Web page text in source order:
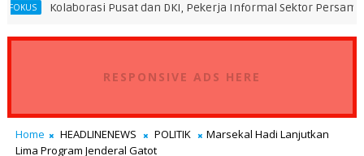
Pusat dan DKI, Pekerja Informal Sektor Persampahan Dapat
RESPONSIVE ADS HERE
Home HEADLINENEWS POLITIK
Marsekal Hadi Lanjutkan
Lima Program Jenderal Gatot